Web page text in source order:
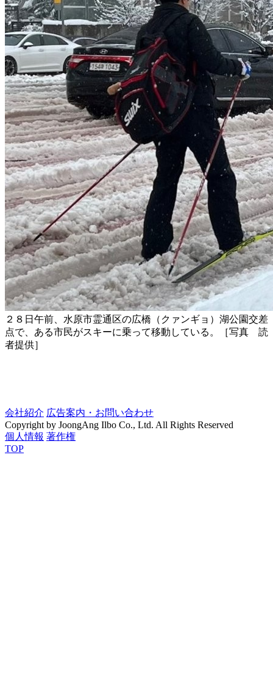
２８日午前、水原市霊通区の広橋（クァンギョ）湖公園交差
点で、ある市民がスキーに乗って移動している。［写真 読
者提供］
会社紹介 広告案内・お問い合わせ
Copyright by JoongAng Ilbo Co., Ltd. All Rights Reserved
個人情報 著作権
TOP